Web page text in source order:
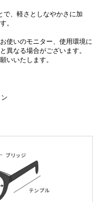
で、軽さとしなやかさに加
。
使いのモニター、使用環境に
異なる場合がございます。
いいたします。